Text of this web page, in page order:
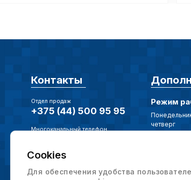
Контакты
Отдел продаж
+375 (44) 500 95 95
Многоканальный телефон
Электронная почта
info@intervesp.by
Режим
четверг
Cookies
Для обеспечения удобства